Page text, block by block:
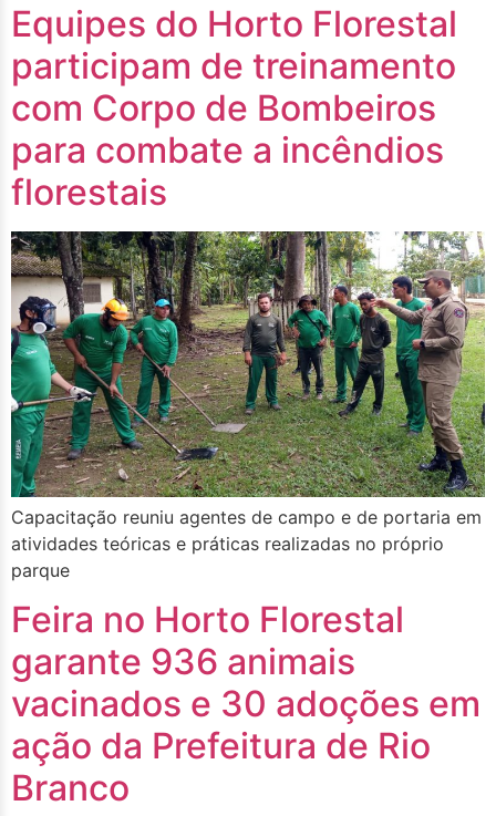
Equipes do Horto Florestal
participam de treinamento
com Corpo de Bombeiros
para combate a incêndios
florestais
Capacitação reuniu agentes de campo e de portaria em
atividades teóricas e práticas realizadas no próprio
parque
Feira no Horto Florestal
garante 936 animais
vacinados e 30 adoções em
ação da Prefeitura de Rio
Branco